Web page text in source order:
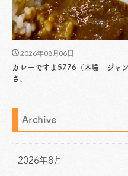
2026年08月06日
カレーですよ5776（木場 ジャ
さ。
Archive
2026年8月